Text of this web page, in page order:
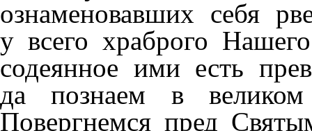
ознаменовавших себя
у всего храброго
содеянное ими есть
да познаем в
Повергнемся пред